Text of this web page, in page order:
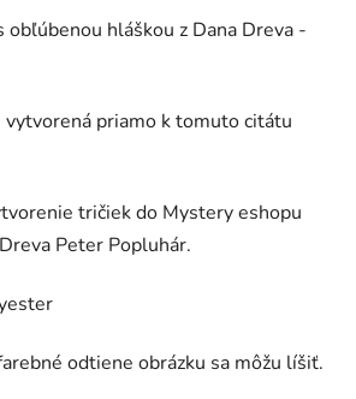
hláškou z Dana Dreva -
vytvorená priamo k tomuto citátu
tričiek do Mystery eshopu
Peter Popluhár.
odtiene obrázku sa môžu líšiť.